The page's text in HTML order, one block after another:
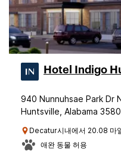
Hotel Indigo
940 Nunnuhsae Park Dr
Huntsville, Alabama
Decatur시내에서 20.08 마
애완 동물 허용